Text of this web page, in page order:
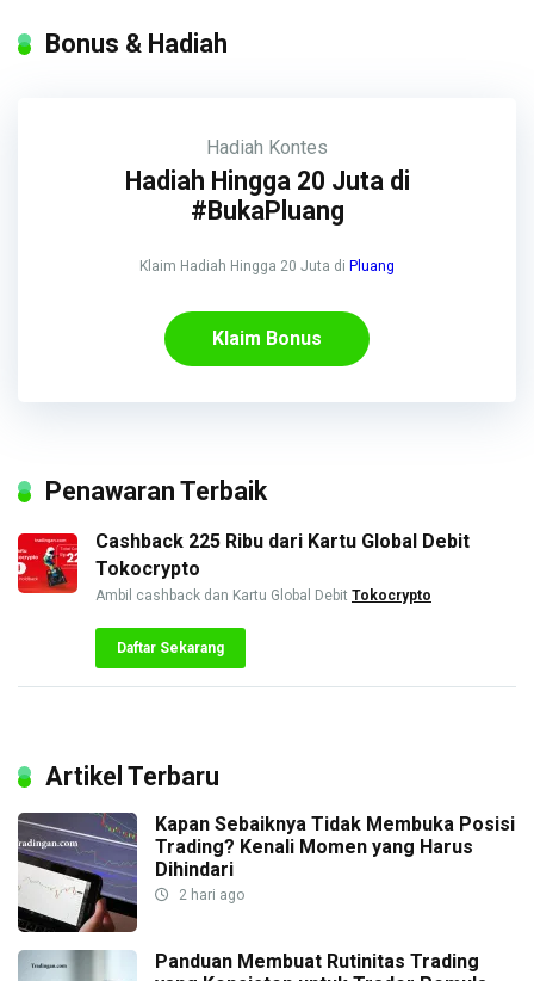
Bonus & Hadiah
Hadiah Kontes
Hadiah Hingga 20 Juta di
#BukaPluang
Klaim Hadiah Hingga 20 Juta di Pluang
Klaim Bonus
Penawaran Terbaik
Cashback 225 Ribu dari Kartu Global Debit
Tokocrypto
Ambil cashback dan Kartu Global Debit Tokocrypto
Daftar Sekarang
Artikel Terbaru
Kapan Sebaiknya Tidak Membuka Posisi
Trading? Kenali Momen yang Harus
Dihindari
2 hari ago
Panduan Membuat Rutinitas Trading